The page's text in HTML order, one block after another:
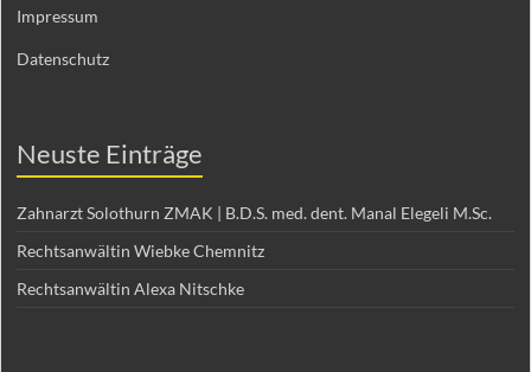
Impressum
Datenschutz
Neuste Einträge
Zahnarzt Solothurn ZMAK | B.D.S. med. dent. Manal Elegeli M.Sc.
Rechtsanwältin Wiebke Chemnitz
Rechtsanwältin Alexa Nitschke